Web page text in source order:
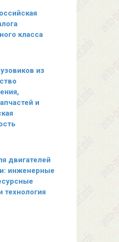
класса
из
и
двигателей
инженерные
технология